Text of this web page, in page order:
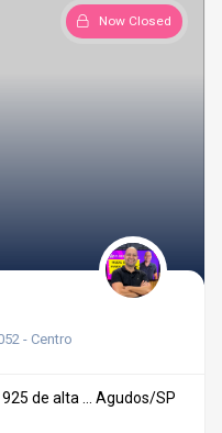
Now Closed
- Centro
de alta ... Agudos/SP